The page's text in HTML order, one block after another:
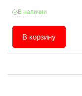
В наличии
В корзину